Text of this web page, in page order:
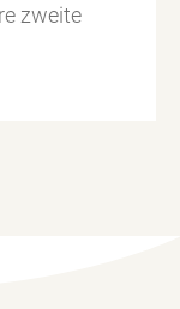
zweite